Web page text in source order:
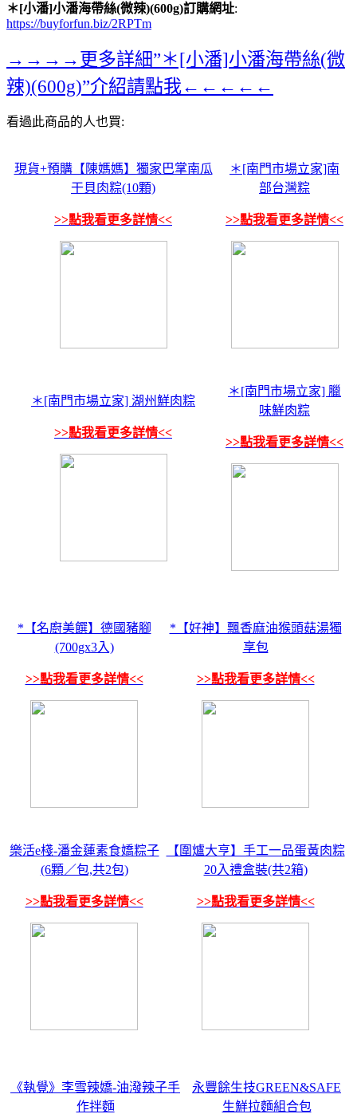
＊[小潘]小潘海帶絲(微辣)(600g)訂購網址:
https://buyforfun.biz/2RPTm
→→→→更多詳細”＊[小潘]小潘海帶絲(微
辣)(600g)”介紹請點我←←←←←
看過此商品的人也買:
現貨+預購【陳媽媽】獨家巴掌南瓜
干貝肉粽(10顆)
>>點我看更多詳情<<
＊[南門市場立家]南
部台灣粽
>>點我看更多詳情<<
＊[南門市場立家] 湖州鮮肉粽
>>點我看更多詳情<<
＊[南門市場立家] 臘
味鮮肉粽
>>點我看更多詳情<<
*【名廚美饌】德國豬腳
(700gx3入)
>>點我看更多詳情<<
*【好神】飄香麻油猴頭菇湯獨
享包
>>點我看更多詳情<<
樂活e棧-潘金蓮素食嬌粽子
(6顆／包,共2包)
>>點我看更多詳情<<
【圍爐大亨】手工一品蛋黃肉粽
20入禮盒裝(共2箱)
>>點我看更多詳情<<
《執覺》李雪辣嬌-油潑辣子手
作拌麵
永豐餘生技GREEN&SAFE
生鮮拉麵組合包